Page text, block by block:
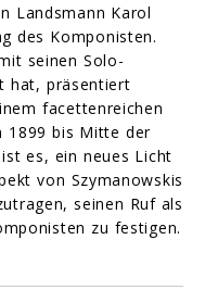
Landsmann Karol
des Komponisten.
seinen Solo-
hat, präsentiert
facettenreichen
1899 bis Mitte der
es, ein neues Licht
von Szymanowskis
seinen Ruf als
zu festigen.